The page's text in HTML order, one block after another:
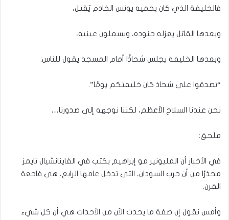
فالخليفة الذي كان يحميه يونس الخادم يُقتل،
وبعدها القاتل يعزله جنوده، ويسملون عينيه،
وبعدها الخليفة يجلس شحاذًا أمام المسجد يقول للناس:
“تصدقوا على شحاذ كان خليفتكم يومًا”.
نحن عندنا السلاح الأعظم، لكننا نوجهه إلى صدورنا…
ملحق:
في الأخبار أن المليونير مو إبراهيم يكتب في الفاينانشيال تايمز
محذرًا من أن حرب السودان، التي تدخل عامها الرابع، هي فاجعة
القرن.
وأمس نقول إن صفة ما يحدث الآن من الأحداث هي أن كل شيء